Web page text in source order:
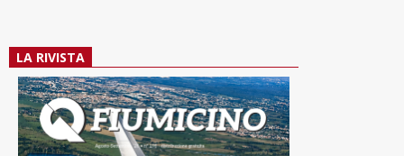
LA RIVISTA